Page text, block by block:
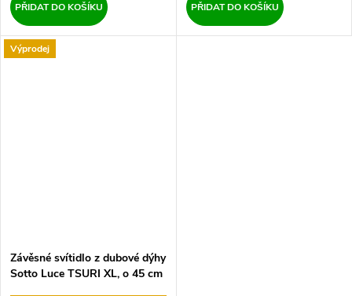
PŘIDAT DO KOŠÍKU PŘIDAT DO KOŠÍKU
Výprodej
Závěsné svítidlo z dubové dýhy
Sotto Luce TSURI XL, o 45 cm